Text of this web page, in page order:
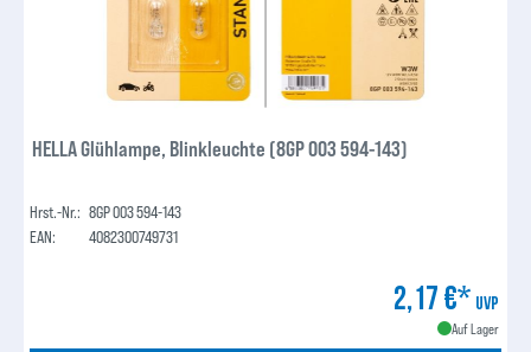
HELLA Glühlampe, Blinkleuchte (8GP 003 594-143)
Hrst.-Nr.: 8GP 003 594-143
EAN:
4082300749731
2,17 €* UVP
Auf Lager